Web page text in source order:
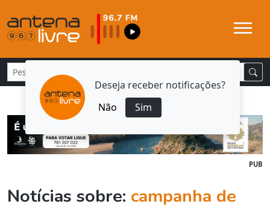
Deseja receber notificações?
Não
Sim
PUB
Notícias sobre: campanha de